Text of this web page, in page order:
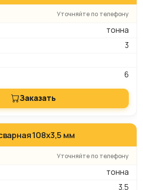
Уточняйте по телефону
тонна
3
6
Заказать
108x3,5 мм
Уточняйте по телефону
тонна
3,5